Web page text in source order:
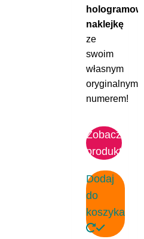
hologramową
naklejkę
ze
swoim
własnym
oryginalnym
numerem!
Zobacz
produkt
Dodaj
do
koszyka